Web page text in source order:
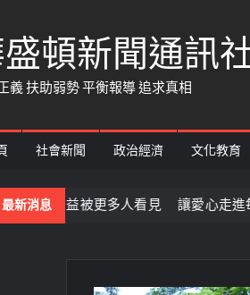
頓新聞通訊
義 扶助弱勢 平衡報導 追求真相
社會新聞 政治經濟 文化教育
最新消息
人看見 讓愛心走進每個需要的角落